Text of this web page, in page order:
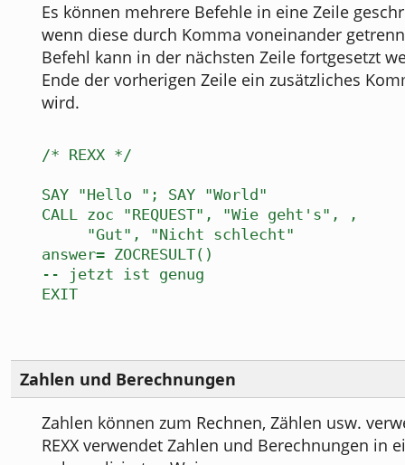
Es können mehrere Befehle in eine Zeile
wenn diese durch Komma voneinander
Befehl kann in der nächsten Zeile fortgesetzt
Ende der vorherigen Zeile ein zusätzliches
wird.
/* REXX */
SAY "Hello "; SAY "World"
CALL zoc "REQUEST", "Wie geht's", ,
"Gut", "Nicht schlecht"
answer= ZOCRESULT()
-- jetzt ist genug
EXIT
Zahlen und Berechnungen
Zahlen können zum Rechnen, Zählen usw.
REXX verwendet Zahlen und Berechnungen in